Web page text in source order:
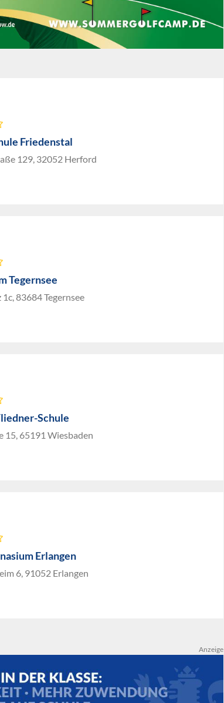
Friedenstal
129, 32052 Herford
Tegernsee
83684 Tegernsee
Schule
15, 65191 Wiesbaden
Erlangen
6, 91052 Erlangen
Anzeige